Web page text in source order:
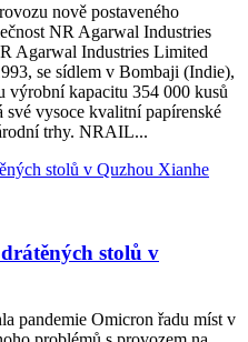
nově postaveného
NR Agarwal Industries
Agarwal Industries Limited
se sídlem v Bombaji (Indie),
výrobní kapacitu 354 000 kusů
své vysoce kvalitní papírenské
trhy. NRAIL...
stolů v
pandemie Omicron řadu míst v